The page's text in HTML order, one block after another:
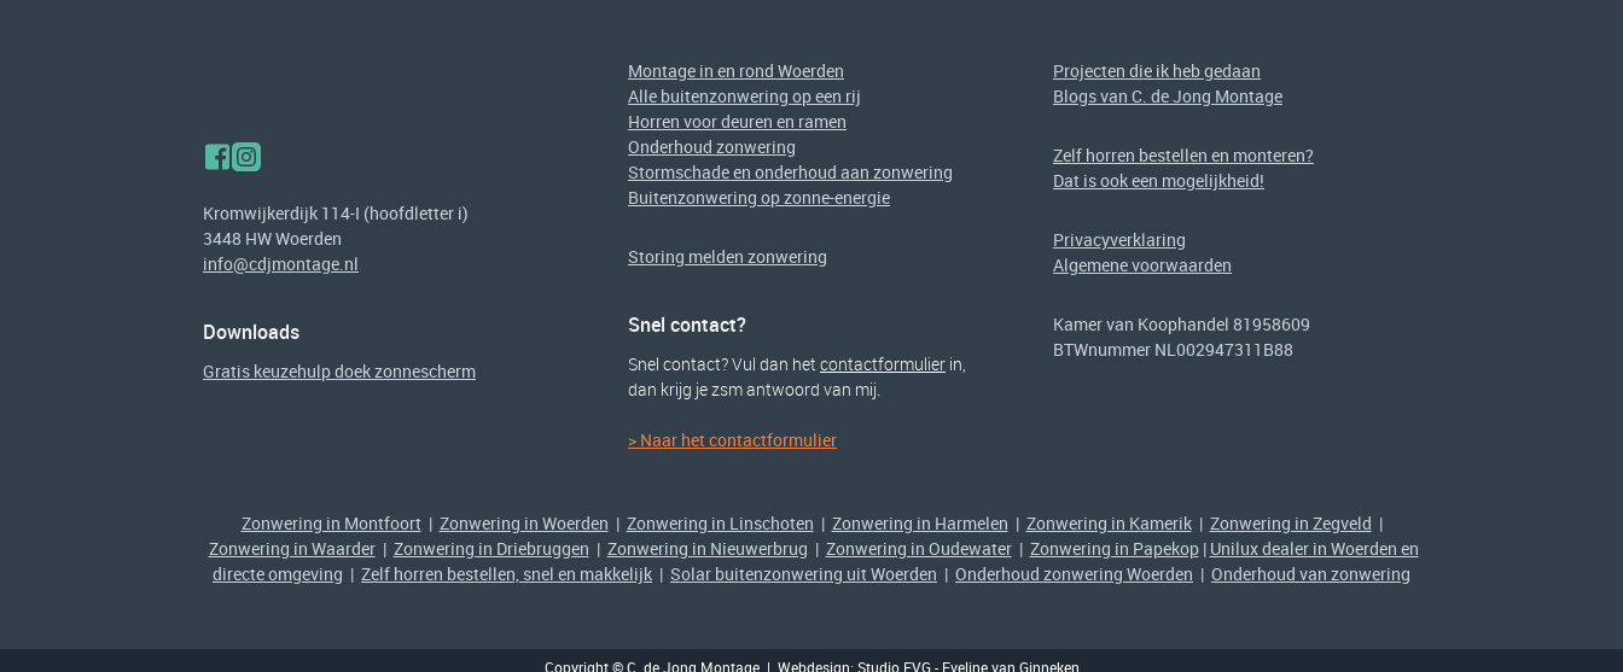
Kromwijkerdijk 114-I (hoofdletter i)
3448 HW Woerden
info@cdjmontage.nl
Downloads
Gratis keuzehulp doek zonnescherm
Montage in en rond Woerden
Alle buitenzonwering op een rij
Horren voor deuren en ramen
Onderhoud zonwering
Stormschade en onderhoud aan zonwering
Buitenzonwering op zonne-energie
Storing melden zonwering
Snel contact?
Snel contact? Vul dan hetcontactformulier in,
dan krijg je zsm antwoord van mij.
> Naar het contactformulier
Projecten die ik heb gedaan
Blogs van C. de Jong Montage
Zelf horren bestellen en monteren?
Dat is ook een mogelijkheid!
Privacyverklaring
Algemene voorwaarden
Kamer van Koophandel 81958609
BTWnummer NL002947311B88
Zonwering in Montfoort| Zonwering in Woerden | Zonwering in Linschoten | Zonwering in Harmelen | Zonwering in Kamerik| Zonwering in Zegveld |
Zonwering in Waarder| Zonwering in Driebruggen | Zonwering in Nieuwerbrug | Zonwering in Oudewater| Zonwering in Papekop| Unilux dealer in Woerden en
directe omgeving | Zelf horren bestellen, snel en makkelijk | Solar buitenzonwering uit Woerden | Onderhoud zonwering Woerden | Onderhoud van zonwering
Copyright © C. de Jong Montage| Webdesign: Studio EVG- Eveline van Ginneken